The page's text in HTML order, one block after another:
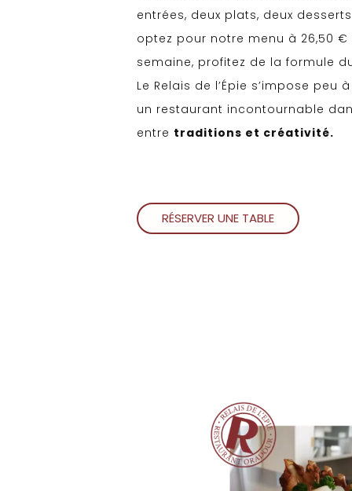
entrées, deux plats, deux
optez pour notre menu à 26,50
semaine, profitez de la formule
Le Relais de l’Épie s’impose peu
un restaurant incontournable
entre traditions et créativité.
RÉSERVER UNE TABLE